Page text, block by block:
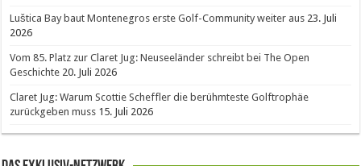
Luštica Bay baut Montenegros erste Golf-Community weiter aus 23. Juli
2026
Vom 85. Platz zur Claret Jug: Neuseeländer schreibt bei The Open
Geschichte 20. Juli 2026
Claret Jug: Warum Scottie Scheffler die berühmteste Golftrophäe
zurückgeben muss 15. Juli 2026